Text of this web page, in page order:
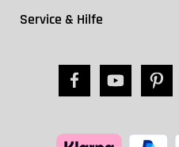
Service & Hilfe